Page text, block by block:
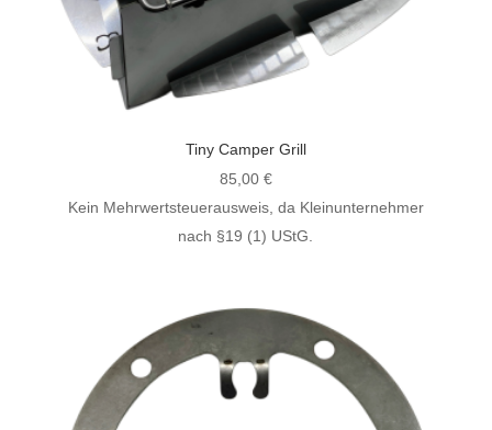
Tiny Camper Grill
85,00 €
Kein Mehrwertsteuerausweis, da Kleinunternehmer
nach §19 (1) UStG.